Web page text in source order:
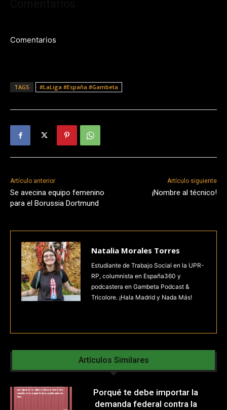
Comentarios
TAGS #LaLiga #España #Gambeta
Artículo anterior
Se avecina equipo femenino
para el Borussia Dortmund
Artículo siguiente
¡Nombre al técnico!
Natalia Morales Torres
Estudiante de Trabajo Social en la UPR-
RP, columnista en España360 y
podcastera en Gambeta Podcast &
Tricolore. ¡Hala Madrid y Nada Más!
Artículos Similares
Porqué te debe importar la
demanda federal contra la